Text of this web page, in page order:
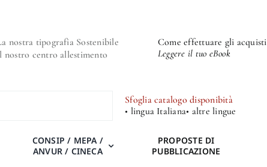
nostra tipografia Sostenibile
nostro centro allestimento
Come effettuare gli acquisti
Leggere il tuo eBook
Sfoglia catalogo disponibità
• lingua Italiana• altre lingue
CONSIP / MEPA /
ANVUR / CINECA
PROPOSTE DI
PUBBLICAZIONE